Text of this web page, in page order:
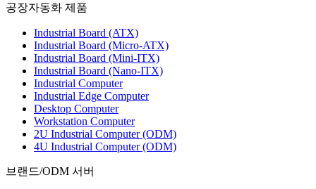
공장자동화 제품
Industrial Board (ATX)
Industrial Board (Micro-ATX)
Industrial Board (Mini-ITX)
Industrial Board (Nano-ITX)
Industrial Computer
Industrial Edge Computer
Desktop Computer
Workstation Computer
2U Industrial Computer (ODM)
4U Industrial Computer (ODM)
브랜드/ODM 서버